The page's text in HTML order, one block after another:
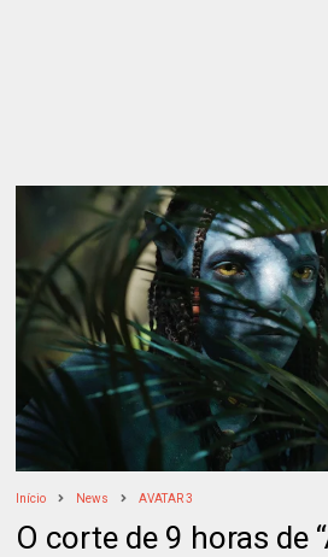
Início News AVATAR 3
O corte de 9 horas de